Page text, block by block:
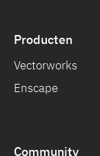
Producten
Vectorworks
Enscape
Community